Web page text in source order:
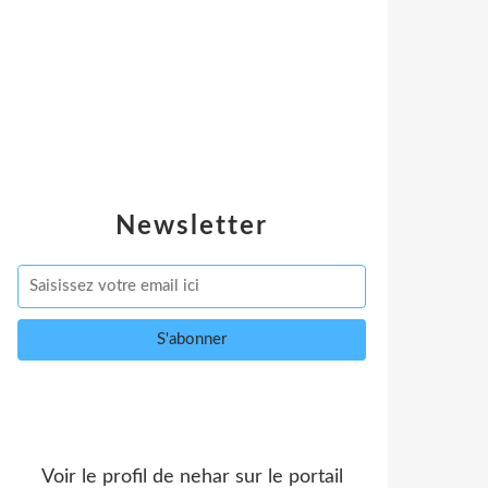
Newsletter
Voir le profil de neharsur le portail